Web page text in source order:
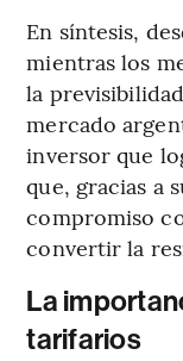
En síntesis,
mientras los
la
mercado
inversor que
que, gracias a
compromiso
convertir la
La
tarifarios